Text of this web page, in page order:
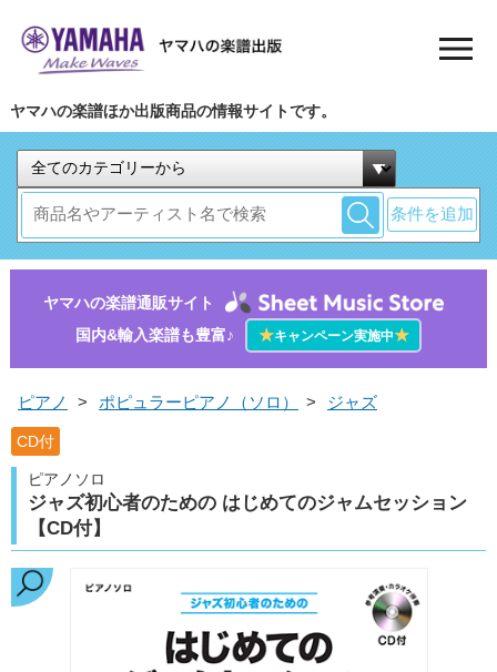
ヤマハの楽譜ほか出版商品の情報サイトです。
条件を追加
ヤマハの楽譜通販サイト
国内&輸入楽譜も豊富♪
★キャンペーン実施中★
ピアノ > ポピュラーピアノ（ソロ） > ジャズ
CD付
ピアノソロ
ジャズ初心者のための はじめてのジャムセッション
【CD付】